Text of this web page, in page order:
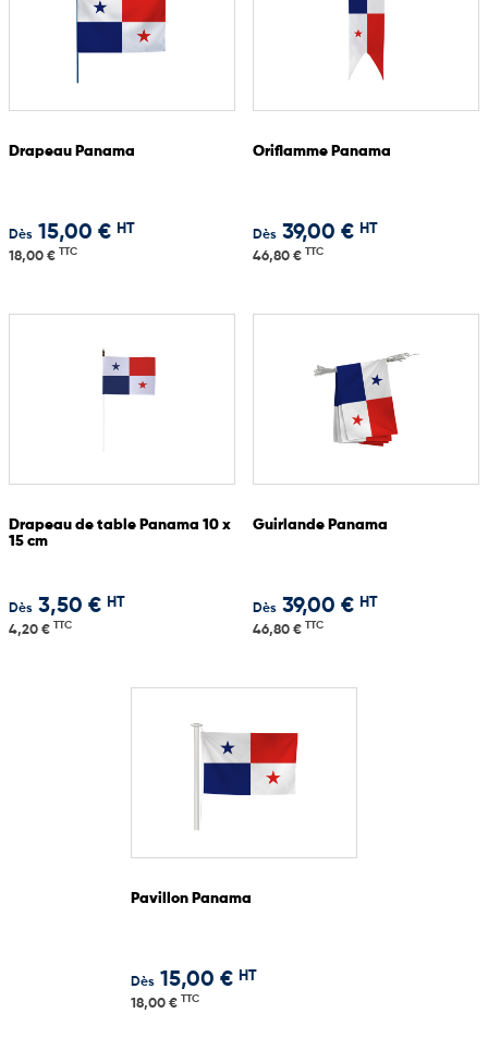
Drapeau Panama
Dès 15,00 € HT
18,00 € TTC
Oriflamme Panama
Dès 39,00 € HT
46,80 € TTC
Drapeau de table Panama 10 x
15 cm
Dès 3,50 € HT
4,20 € TTC
Guirlande Panama
Dès 39,00 € HT
46,80 € TTC
Pavillon Panama
Dès 15,00 € HT
18,00 € TTC